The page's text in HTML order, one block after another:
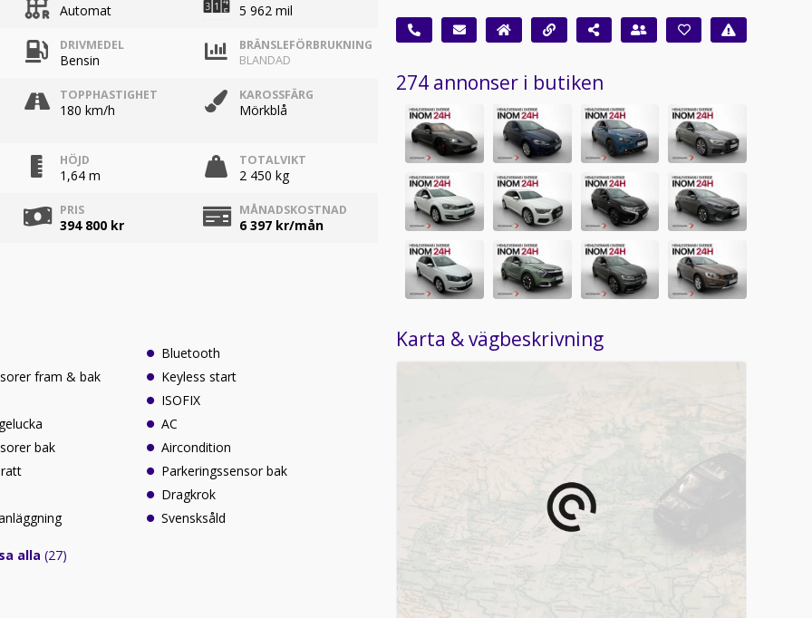
Automat 5 962 mil
DRIVMEDEL
Bensin
BRÄNSLEFÖRBRUKNING
BLANDAD
TOPPHASTIGHET
180 km/h
KAROSSFÄRG
Mörkblå
HÖJD
1,64 m
TOTALVIKT
2 450 kg
PRIS
394 800 kr
MÅNADSKOSTNAD
6 397kr/mån
fram & bak
bak
Bluetooth
Keyless start
ISOFIX
AC
Aircondition
Parkeringssensor bak
Dragkrok
Svensksåld
alla(27)
274 annonser i butiken
Karta & vägbeskrivning